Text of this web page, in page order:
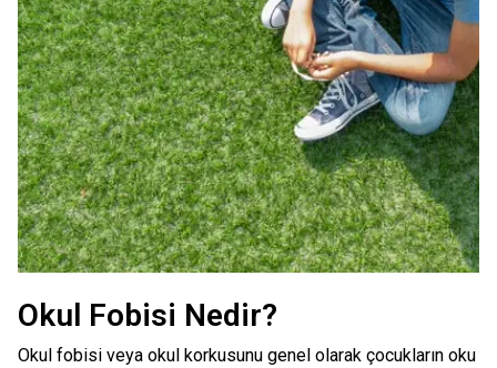
Okul Fobisi Nedir?
Okul fobisi veya okul korkusunu genel olarak çocukların oku